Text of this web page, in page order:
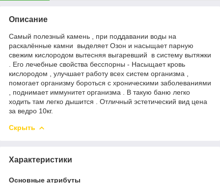
Описание
Самый полезный камень , при поддавании воды на
раскалённые камни выделяет Озон и насыщает парную
свежим кислородом вытесняя выгаревший в систему вытяжки
. Его лечебные свойства бесспорны - Насыщает кровь
кислородом , улучшает работу всех систем организма ,
помогает организму бороться с хроническими заболеваниями
, поднимает иммунитет организма . В такую баню легко
ходить там легко дышится . Отличный эстетический вид цена
за ведро 10кг.
Скрыть
Характеристики
Основные атрибуты